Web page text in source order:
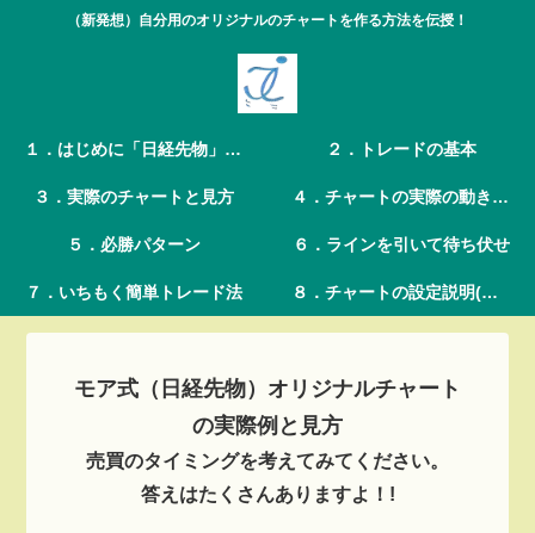
（新発想）自分用のオリジナルのチャートを作る方法を伝授！
１．はじめに「日経先物」（新）デイトレ手法とは ２．トレードの基本
３．実際のチャートと見方 ４．チャートの実際の動き（録画）
５．必勝パターン ６．ラインを引いて待ち伏せ
７．いちもく簡単トレード法 ８．チャートの設定説明(画像と動画）
モア式（日経先物）オリジナルチャート
の実際例と見方
売買のタイミングを考えてみてください。
答えはたくさんありますよ！!